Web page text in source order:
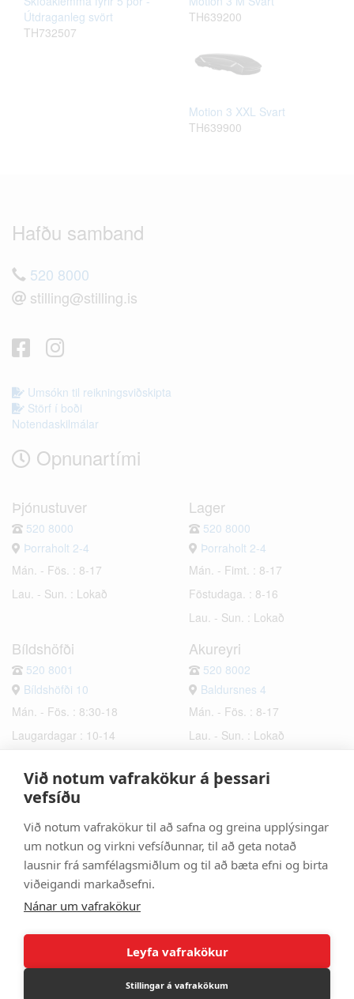
Við notum vafrakökur á þessari
vefsíðu
Við notum vafrakökur til að safna og greina upplýsingar
um notkun og virkni vefsíðunnar, til að geta notað
lausnir frá samfélagsmiðlum og til að bæta efni og birta
viðeigandi markaðsefni.
Nánar um vafrakökur
Leyfa vafrakökur
Stillingar á vafrakökum
Útdraganleg svört
TH732507
TH639200
Motion 3 XXL Svart
TH639900
Hafðu samband
520 8000
stilling@stilling.is
Umsókn til reikningsviðskipta
Störf í boði
Notendaskilmálar
Opnunartími
Þjónustuver
520 8000
Þorraholt 2-4
Mán. - Fös. : 8-17
Lau. - Sun. : Lokað
Lager
520 8000
Þorraholt 2-4
Mán. - Fimt. : 8-17
Föstudaga. : 8-16
Lau. - Sun. : Lokað
Bíldshöfði
520 8001
Bíldshöfði 10
Mán. - Fös. : 8:30-18
Laugardagar : 10-14
Akureyri
520 8002
Baldursnes 4
Mán. - Fös. : 8-17
Lau. - Sun. : Lokað
Hafnarfjörður
Bæjarhraun 6
Mán. - Fös. : 8-17
Lau. - Sun. : Lokað
Selfoss
Hrísmýri 2a
Mán. - Fös. : 8-17
Lau. - Sun. : Lokað